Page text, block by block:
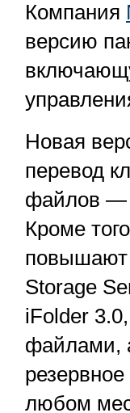
Компания
версию
Новая
перевод
файлов —
Кроме
повышают
Storage
iFolder
файлами,
любом